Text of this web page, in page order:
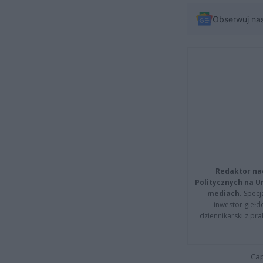
Obserwuj
Redaktor
Politycznych na
mediach.
inwestor
dziennikarski z